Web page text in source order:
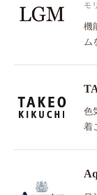
モ
機
ム
色
着